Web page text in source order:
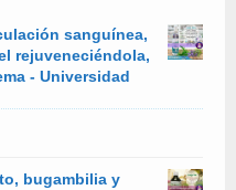
sanguínea,
rejuveneciéndola,
- Universidad
bugambilia y